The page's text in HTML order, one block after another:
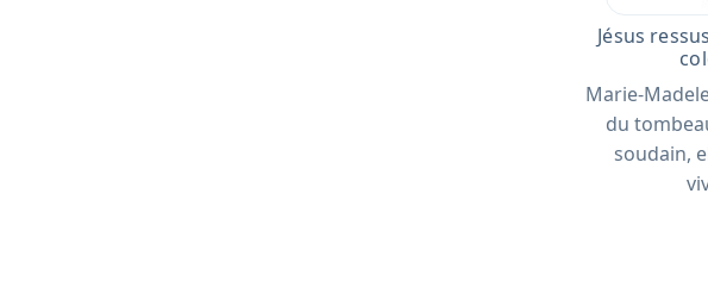
Jésus
Marie-
du
soudain,